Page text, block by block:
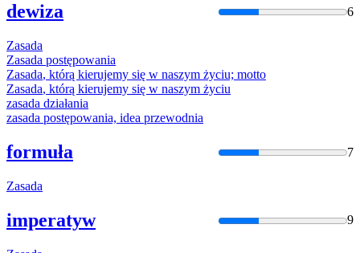
dewiza 6
Zasada
Zasada postępowania
Zasada, którą kierujemy się w naszym życiu; motto
Zasada, którą kierujemy się w naszym życiu
zasada działania
zasada postępowania, idea przewodnia
formuła 7
Zasada
imperatyw 9